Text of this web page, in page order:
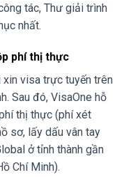
tác, Thư giải trình
nhất.
phí thị thực
xin visa trực tuyến trên
Sau đó, VisaOne hỗ
thị thực (phí xét
sơ, lấy dấu vân tay
ở tỉnh thành gần
Chí Minh).